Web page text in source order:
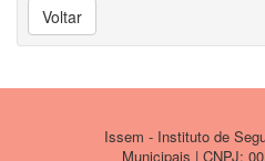
Voltar
Issem - Instituto de
Municipais | CNPJ: